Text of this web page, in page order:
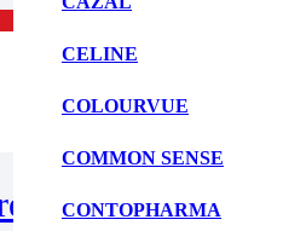
CELINE
COLOURVUE
COMMON SENSE
CONTOPHARMA
Unisex